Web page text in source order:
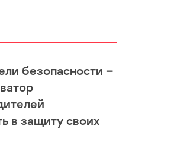
безопасности –
в защиту своих